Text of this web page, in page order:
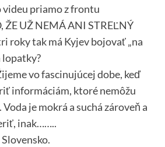
videu priamo z frontu
ŽE UŽ NEMÁ ANI STREĽNÝ
roky tak má Kyjev bojovať „na
lopatky?
vo fascinujúcej dobe, keď
informáciám, ktoré nemôžu
je mokrá a suchá zároveň a
inak……..